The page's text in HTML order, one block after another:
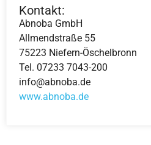
Kontakt:
Abnoba GmbH
Allmendstraße 55
75223 Niefern-Öschelbronn
Tel. 07233 7043-200
info@abnoba.de
www.abnoba.de